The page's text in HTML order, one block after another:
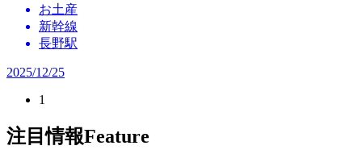
お土産
新幹線
長野駅
2025/12/25
1
注目情報Feature